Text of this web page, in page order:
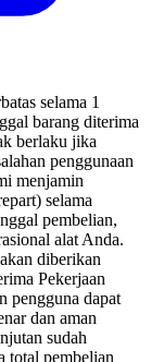
selama 1
barang diterima
berlaku jika
penggunaan
menjamin
selama
pembelian,
alat Anda.
diberikan
Pekerjaan
pengguna dapat
dan aman
sudah
total pembelian